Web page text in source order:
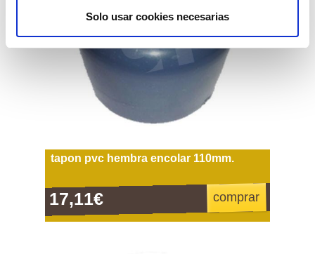
Solo usar cookies necesarias
tapon pvc hembra encolar 110mm.
17,11€ comprar